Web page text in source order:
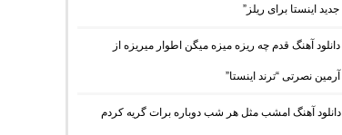
جدید اینستا برای ریلز”
دانلود آهنگ ﻗﺪم ﭼﻪ رﻳﺰه ﻣﻴﺰه ﻣﻴﮕﻦ اﻃﻮار ﻣﻴﺮﻳﺰه از
آرمین نصرتی “ترند اینستا”
دانلود آهنگ امشب مثل هر شب دوباره برات گریه کردم